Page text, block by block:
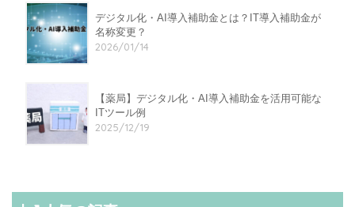
デジタル化・AI導入補助金とは？IT導入補助金が
名称変更？
2026/01/14
【薬局】デジタル化・AI導入補助金を活用可能な
ITツール例
2025/12/19